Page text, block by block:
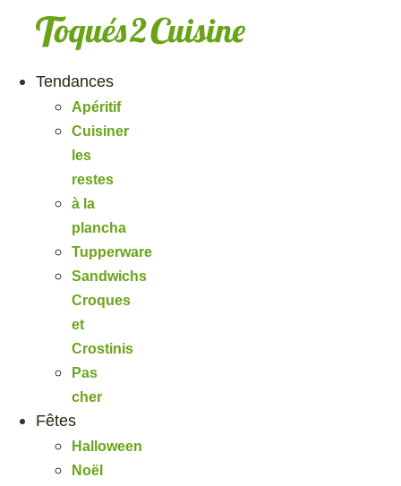
Tendances
Apéritif
Cuisiner
les
restes
à la
plancha
Tupperware
Sandwichs
Croques
et
Crostinis
Pas
cher
Fêtes
Halloween
Noël